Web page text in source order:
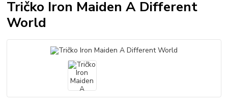
Tričko Iron Maiden A Different
World